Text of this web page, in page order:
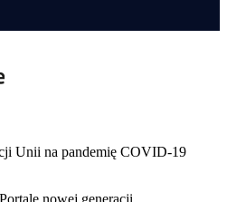
Unii na pandemię COVID-19